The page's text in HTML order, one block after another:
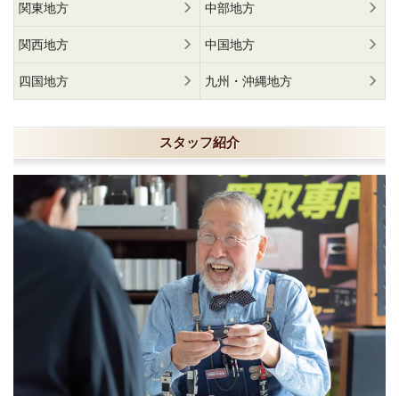
関東地方 中部地方
関西地方 中国地方
四国地方 九州・沖縄地方
スタッフ紹介